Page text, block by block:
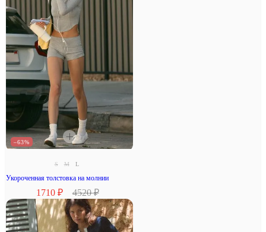
–63%
S M L
Укороченная толстовка на молнии
1710 ₽ 4520 ₽